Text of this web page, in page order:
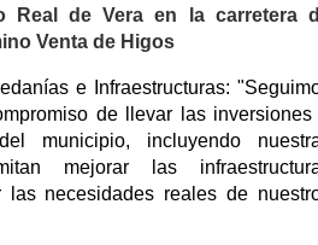
Real de Vera en la carretera
Venta de Higos
e Infraestructuras:
de llevar las inversiones
municipio, incluyendo
mejorar las
las necesidades reales de